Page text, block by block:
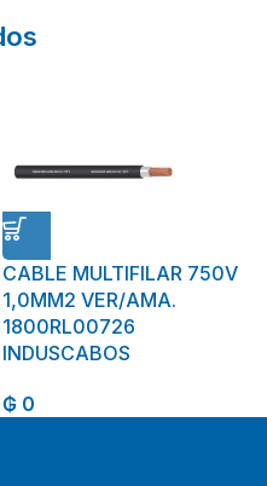
CABLE MULTIFILAR 750V
1,0MM2 VER/AMA.
1800RL00726
INDUSCABOS
₲ 0